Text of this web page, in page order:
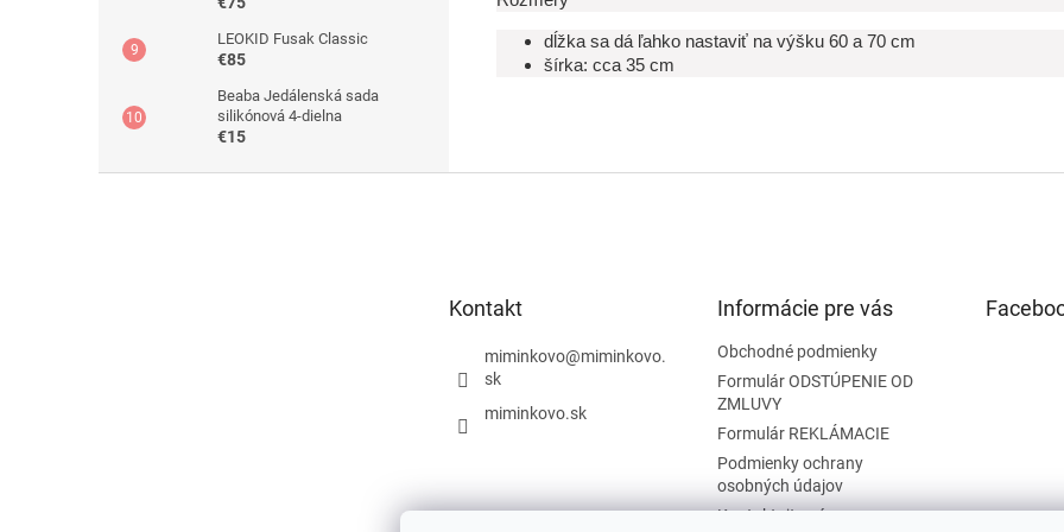
LEOKID Fusak Classic
€85
Beaba Jedálenská sada
silikónová 4-dielna
€15
dĺžka sa dá ľahko nastaviť na výšku 60 a 70 cm
šírka: cca 35 cm
Kontakt
miminkovo@miminkovo.
sk
miminkovo.sk
Informácie pre vás
Obchodné podmienky
Formulár ODSTÚPENIE OD
ZMLUVY
Formulár REKLÁMACIE
Podmienky ochrany
osobných údajov
Kontaktujte nás